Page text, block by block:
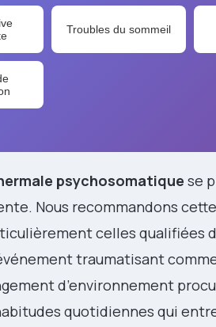
Troubles du sommeil
psychosomatique se
Nous recommandons
celles qualifiées
traumatisant
d’environnement
quotidiennes qui